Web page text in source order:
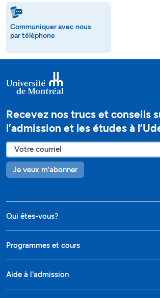
Communiquer avec nous
par téléphone
Recevez nos trucs et conseils
l’admission et les études à
Je veux m'abonner
Qui êtes-vous?
Programmes et cours
Aide à l'admission